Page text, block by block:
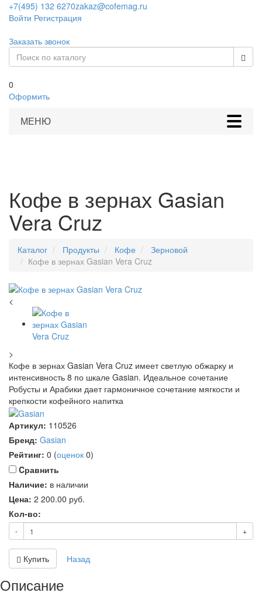
+7(495) 132 6270zakaz@cofemag.ru
Войти Регистрация
Заказать звонок
0
Оформить
МЕНЮ
Кофе в зернах Gasian
Vera Cruz
Каталог Продукты Кофе
Зерновой
Кофе в зернах Gasian Vera Cruz
<
>
Кофе в зернах Gasian Vera Cruz имеет светлую обжарку и
интенсивность 8 по шкале Gasian. Идеальное сочетание
Робусты и Арабики дает гармоничное сочетание мягкости и
крепкости кофейного напитка
Артикул: 110526
Бренд: Gasian
Рейтинг: 0 (оценок 0)
Cравнить
Наличие: в наличии
Цена: 2 200.00 руб.
Кол-во:
- +
Купить Назад
Описание